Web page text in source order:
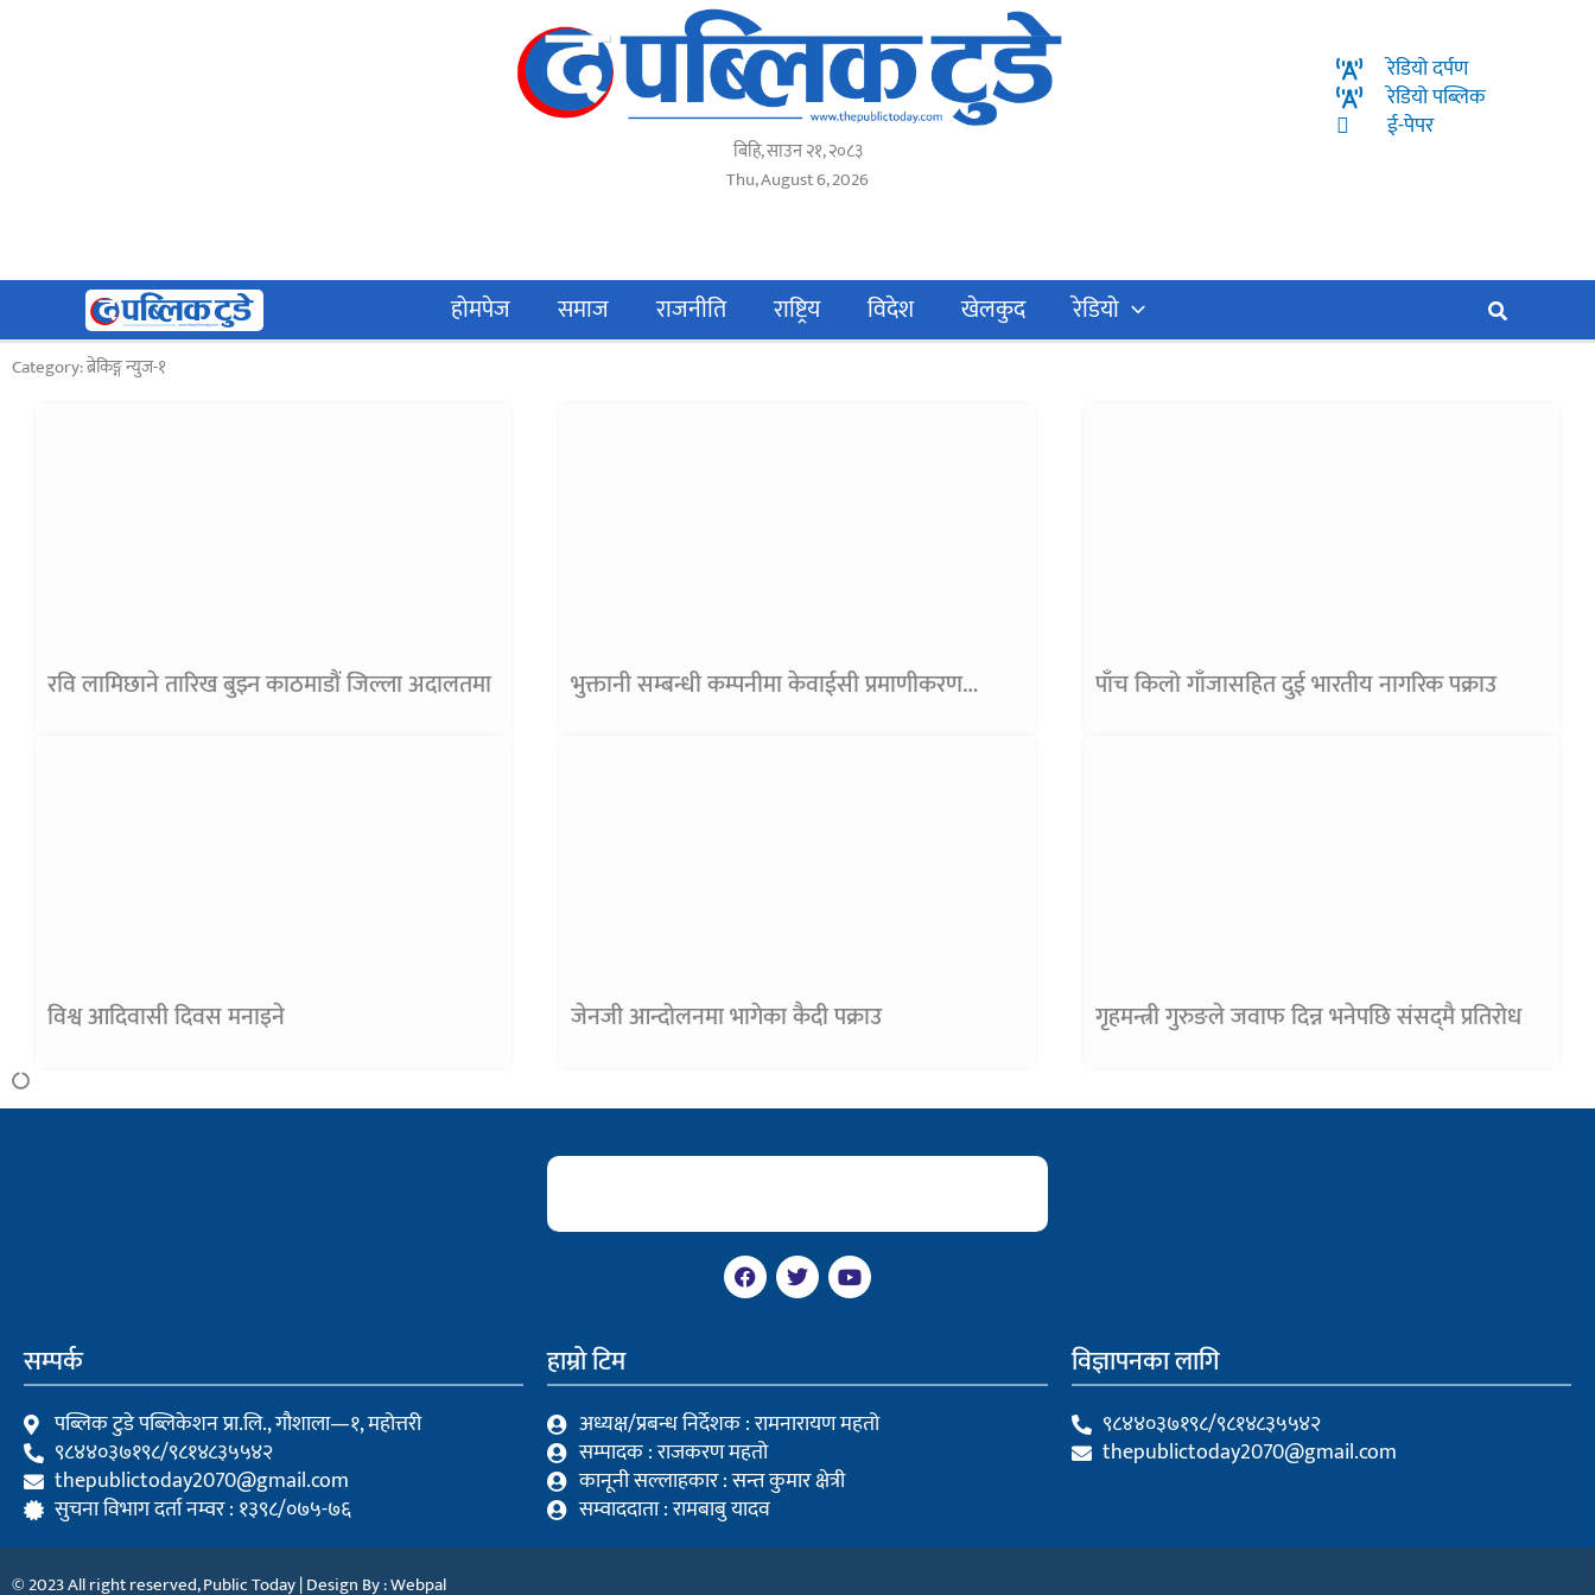
बिहि, साउन २१, २०८३
Thu, August 6, 2026
रेडियो दर्पण
रेडियो पब्लिक
ई-पेपर
होमपेज समाज राजनीति राष्ट्रिय विदेश खेलकुद रेडियो Search
Category: ब्रेकिङ्ग न्युज-१
रवि लामिछाने तारिख बुझ्न काठमाडौं जिल्ला अदालतमा
भुक्तानी सम्बन्धी कम्पनीमा केवाईसी प्रमाणीकरण
पाँच किलो गाँजासहित दुई भारतीय नागरिक पक्राउ
विश्व आदिवासी दिवस मनाइने जेनजी आन्दोलनमा भागेका कैदी पक्राउ गृहमन्त्री गुरुङले जवाफ दिन्न भनेपछि संसद्‌मै प्रतिरोध
F
a
c
o
k
T
w
i
r
Y
o
u
e
सम्पर्क
पब्लिक टुडे पब्लिकेशन प्रा.लि., गौशाला—१, महोत्तरी
९८४४०३७१९८/९८१४८३५५४२
thepublictoday2070@gmail.com
सुचना विभाग दर्ता नम्वर : १३९८/०७५-७६
हाम्रो टिम
अध्यक्ष/प्रबन्ध निर्देशक : रामनारायण महतो
सम्पादक : राजकरण महतो
कानूनी सल्लाहकार : सन्त कुमार क्षेत्री
सम्वाददाता : रामबाबु यादव
विज्ञापनका लागि
९८४४०३७१९८/९८१४८३५५४२
thepublictoday2070@gmail.com
© 2023 All right reserved, Public Today | Design By :Webpal